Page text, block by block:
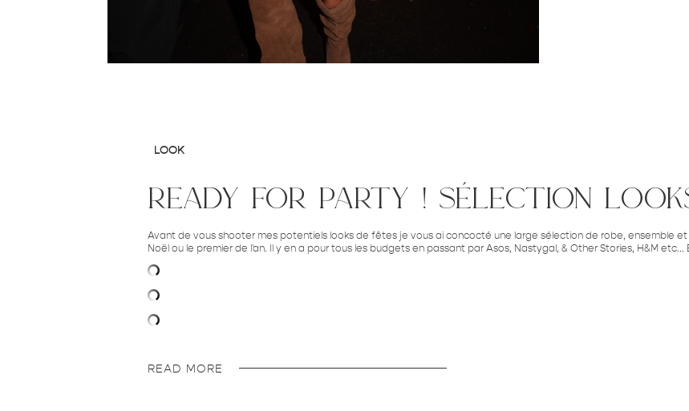
LOOK
ready for party ! sélection
Avant de vous shooter mes potentiels looks de fêtes je vous ai concocté une large sélection de robe, ensemble
Noël ou le premier de l'an. Il y en a pour tous les budgets en passant par Asos, Nastygal, & Other Stories, H&M etc...
READ MORE